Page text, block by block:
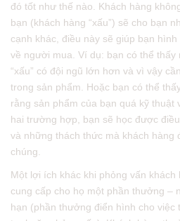
đó tốt như thế nào. Khách hàng
bạn (khách hàng “xấu”) sẽ cho bạn
cạnh khác, điều này sẽ giúp bạn
về người mua. Ví dụ: bạn có thể thấy
“xấu” có đội ngũ lớn hơn và vì vậy
trong sản phẩm. Hoặc bạn có thể
rằng sản phẩm của bạn quá kỹ thuật
hai trường hợp, bạn sẽ học được
và những thách thức mà khách hàng
chúng.
Một lợi ích khác khi phỏng vấn
cung cấp cho họ một phần thưởng –
hạn (phần thưởng điển hình cho việc